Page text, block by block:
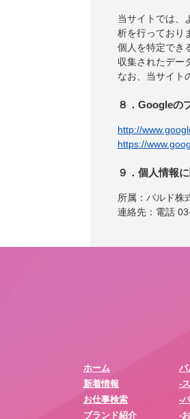
当サイトでは、
析を行っており
個人を特定でき
収集されたデー
なお、当サイト
８．Googleの
http://
https://
９．個人情報
所属：パルド
連絡先：電話
ホーム
新着情報
お仕事検索
ブランド紹介
パ
-
-
-